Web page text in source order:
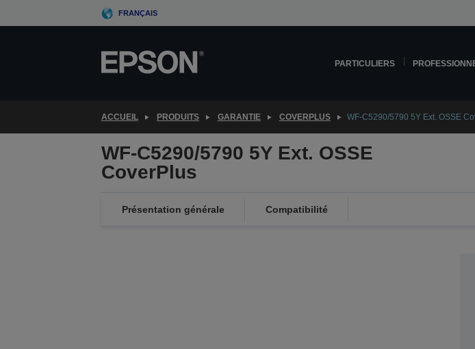
to
FRANÇAIS
PARTICULIERS
ACCUEIL PRODUITS GARANTIE COVERPLUS WF-C5290/5790 5Y Ext. OSSE
WF-C5290/5790 5Y Ext. OSSE
CoverPlus
Présentation générale Compatibilité